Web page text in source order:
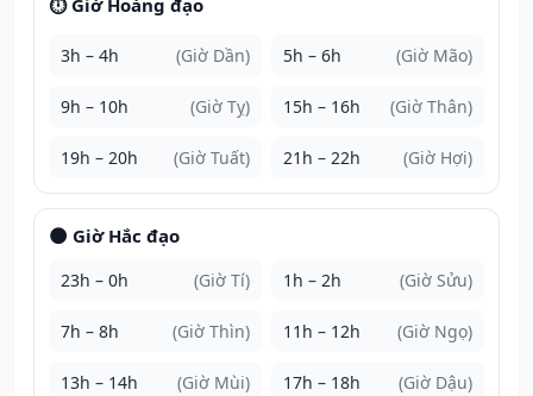
⏱️ Giờ Hoàng đạo
3h – 4h (Giờ Dần) 5h – 6h (Giờ Mão)
9h – 10h (Giờ Tỵ) 15h – 16h (Giờ Thân)
19h – 20h (Giờ Tuất) 21h – 22h (Giờ Hợi)
🌑 Giờ Hắc đạo
23h – 0h (Giờ Tí) 1h – 2h (Giờ Sửu)
7h – 8h (Giờ Thìn) 11h – 12h (Giờ Ngọ)
13h – 14h (Giờ Mùi) 17h – 18h (Giờ Dậu)